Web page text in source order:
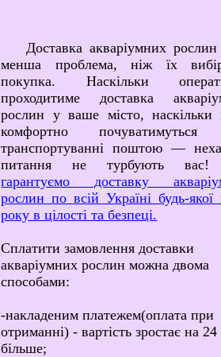
Доставка акваріумних
менша проблема, ніж їх
покупка. Наскільки
проходитиме доставка
рослин у ваше місто, наскільки
комфортно
транспортуванні поштою —
питання не турбують
гарантуємо доставку
рослин по всій Україні будь-якої
року в цілості та безпеці.
Сплатити замовлення доставки
акваріумних рослин можна двома
способами:
-накладеним платежем(оплата при
отриманні) - вартість зростає на 24
більше;